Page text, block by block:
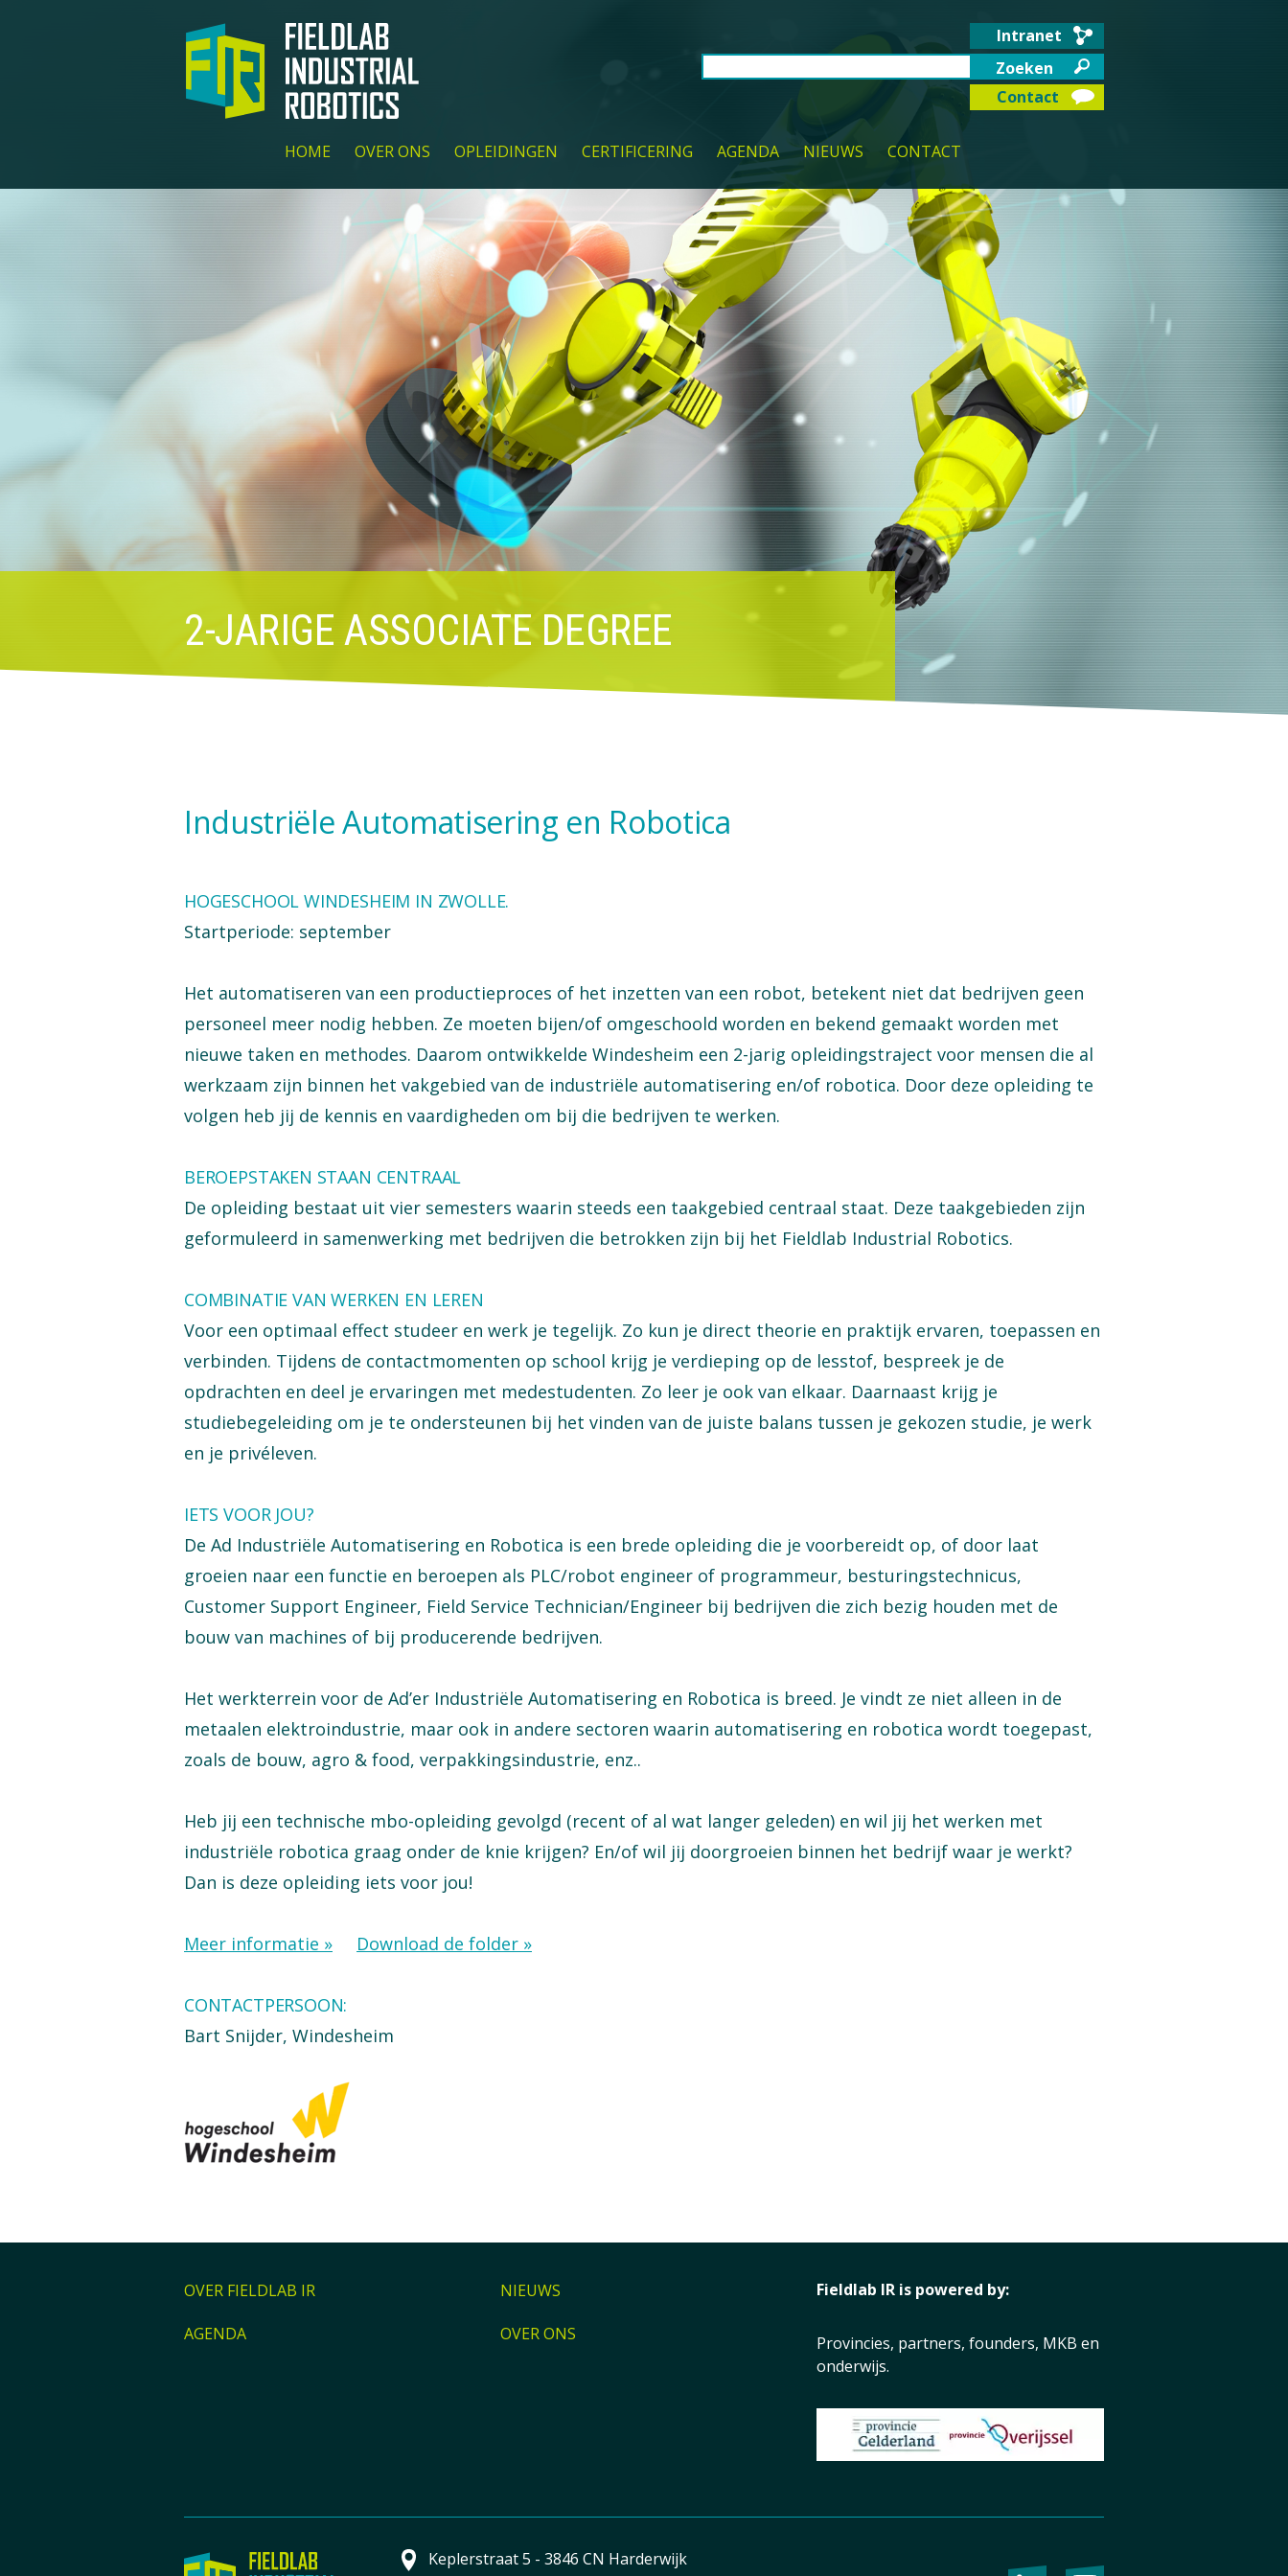
Intranet
Contact
HOME OVER ONS OPLEIDINGEN CERTIFICERING AGENDA NIEUWS CONTACT
2-JARIGE ASSOCIATE DEGREE
Industriële Automatisering en Robotica
HOGESCHOOL WINDESHEIM IN ZWOLLE.
Startperiode: september
Het automatiseren van een productieproces of het inzetten van een robot, betekent niet dat bedrijven geen
personeel meer nodig hebben. Ze moeten bijen/of omgeschoold worden en bekend gemaakt worden met
nieuwe taken en methodes. Daarom ontwikkelde Windesheim een 2-jarig opleidingstraject voor mensen die al
werkzaam zijn binnen het vakgebied van de industriële automatisering en/of robotica. Door deze opleiding te
volgen heb jij de kennis en vaardigheden om bij die bedrijven te werken.
BEROEPSTAKEN STAAN CENTRAAL
De opleiding bestaat uit vier semesters waarin steeds een taakgebied centraal staat. Deze taakgebieden zijn
geformuleerd in samenwerking met bedrijven die betrokken zijn bij het Fieldlab Industrial Robotics.
COMBINATIE VAN WERKEN EN LEREN
Voor een optimaal effect studeer en werk je tegelijk. Zo kun je direct theorie en praktijk ervaren, toepassen en
verbinden. Tijdens de contactmomenten op school krijg je verdieping op de lesstof, bespreek je de
opdrachten en deel je ervaringen met medestudenten. Zo leer je ook van elkaar. Daarnaast krijg je
studiebegeleiding om je te ondersteunen bij het vinden van de juiste balans tussen je gekozen studie, je werk
en je privéleven.
IETS VOOR JOU?
De Ad Industriële Automatisering en Robotica is een brede opleiding die je voorbereidt op, of door laat
groeien naar een functie en beroepen als PLC/robot engineer of programmeur, besturingstechnicus,
Customer Support Engineer, Field Service Technician/Engineer bij bedrijven die zich bezig houden met de
bouw van machines of bij producerende bedrijven.
Het werkterrein voor de Ad’er Industriële Automatisering en Robotica is breed. Je vindt ze niet alleen in de
metaalen elektroindustrie, maar ook in andere sectoren waarin automatisering en robotica wordt toegepast,
zoals de bouw, agro & food, verpakkingsindustrie, enz..
Heb jij een technische mbo-opleiding gevolgd (recent of al wat langer geleden) en wil jij het werken met
industriële robotica graag onder de knie krijgen? En/of wil jij doorgroeien binnen het bedrijf waar je werkt?
Dan is deze opleiding iets voor jou!
Meer informatie » Download de folder »
CONTACTPERSOON:
Bart Snijder, Windesheim
OVER FIELDLAB IR
AGENDA
NIEUWS
OVER ONS
Fieldlab IR is powered by:
Provincies, partners, founders, MKB en
onderwijs.
Keplerstraat 5 - 3846 CN Harderwijk